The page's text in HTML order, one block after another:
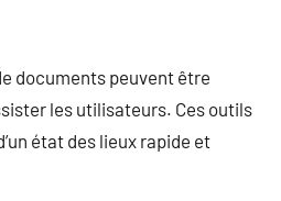
documents peuvent être
les utilisateurs. Ces outils
état des lieux rapide et